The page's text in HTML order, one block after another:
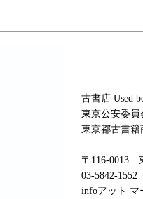
古書店 Used
東京公安委
東京都古書
〒116-0013
03-5842-
infoアット マ